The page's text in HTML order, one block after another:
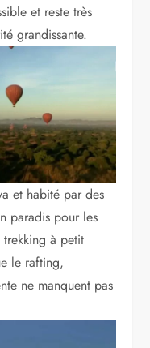
et reste très
grandissante.
et habité par des
paradis pour les
trekking à petit
le rafting,
ne manquent pas